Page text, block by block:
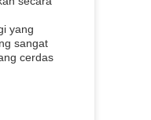
yang
sangat
cerdas